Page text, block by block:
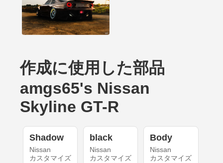
作成に使用した部品
amgs65's Nissan
Skyline GT-R
Shadow
Nissan
カスタマイズ
black
Nissan
カスタマイズ
Body
Nissan
カスタマイズ